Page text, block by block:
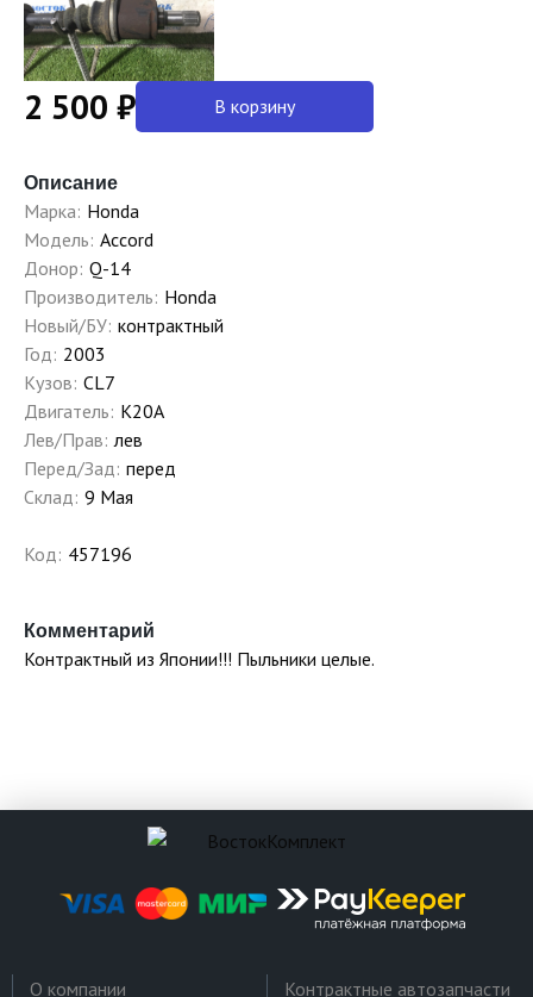
2 500 ₽ В корзину
Описание
Марка: Honda
Модель: Accord
Донор: Q-14
Производитель: Honda
Новый/БУ: контрактный
Год: 2003
Кузов: CL7
Двигатель: K20A
Лев/Прав: лев
Перед/Зад: перед
Склад: 9 Мая
Код: 457196
Комментарий
Контрактный из Японии!!! Пыльники целые.
О компании Контрактные автозапчасти